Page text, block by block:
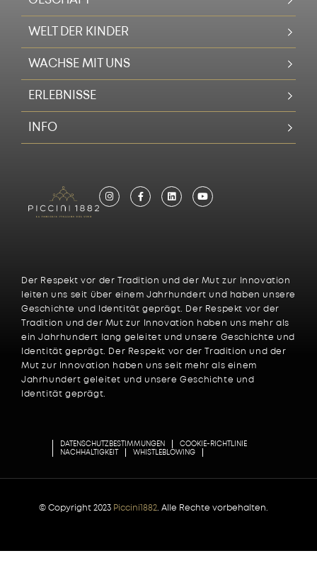
WELT DER KINDER
WACHSE MIT UNS
ERLEBNISSE
INFO
Der Respekt vor der Tradition und der Mut zur Innovation
leiten uns seit über einem Jahrhundert und haben unsere
Geschichte und Identität geprägt. Der Respekt vor der
Tradition und der Mut zur Innovation haben uns mehr als
ein Jahrhundert lang geleitet und unsere Geschichte und
Identität geprägt. Der Respekt vor der Tradition und der
Mut zur Innovation haben uns seit mehr als einem
Jahrhundert geleitet und unsere Geschichte und
Identität geprägt.
DATENSCHUTZBESTIMMUNGEN
COOKIE-RICHTLINIE
NACHHALTIGKEIT
WHISTLEBLOWING
© Copyright 2023 Piccini1882. Alle Rechte vorbehalten.